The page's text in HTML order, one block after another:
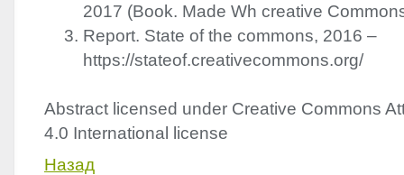
2017 (Book. Made Wh creative
Report. State of the commons, 2016 –
https://stateof.creativecommons.org/
Abstract licensed under Creative Commons
4.0 International license
Назад